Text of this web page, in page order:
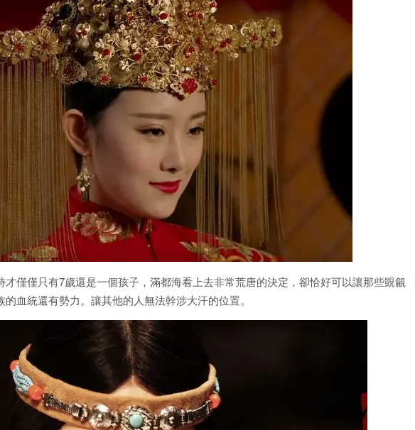
僅僅只有7歲還是一個孩子，滿都海看上去非常荒唐的決定，卻恰好可以讓那些覬覦
血統還有勢力。讓其他的人無法幹涉大汗的位置。